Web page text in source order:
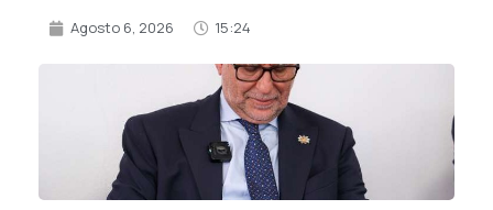
Agosto 6, 2026 15:24